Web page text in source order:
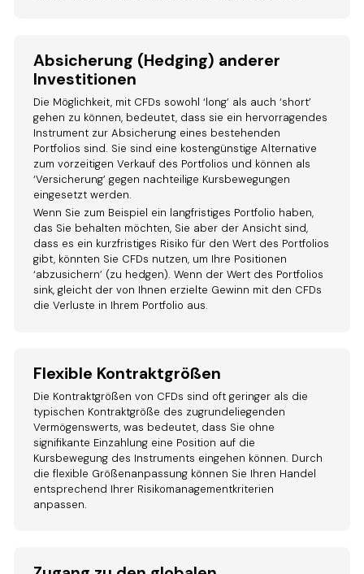
Absicherung (Hedging) anderer
Investitionen
Die Möglichkeit, mit CFDs sowohl ‘long’ als auch ‘short’
gehen zu können, bedeutet, dass sie ein hervorragendes
Instrument zur Absicherung eines bestehenden
Portfolios sind. Sie sind eine kostengünstige Alternative
zum vorzeitigen Verkauf des Portfolios und können als
‘Versicherung’ gegen nachteilige Kursbewegungen
eingesetzt werden.
Wenn Sie zum Beispiel ein langfristiges Portfolio haben,
das Sie behalten möchten, Sie aber der Ansicht sind,
dass es ein kurzfristiges Risiko für den Wert des Portfolios
gibt, könnten Sie CFDs nutzen, um Ihre Positionen
‘abzusichern’ (zu hedgen). Wenn der Wert des Portfolios
sink, gleicht der von Ihnen erzielte Gewinn mit den CFDs
die Verluste in Ihrem Portfolio aus.
Flexible Kontraktgrößen
Die Kontraktgrößen von CFDs sind oft geringer als die
typischen Kontraktgröße des zugrundeliegenden
Vermögenswerts, was bedeutet, dass Sie ohne
signifikante Einzahlung eine Position auf die
Kursbewegung des Instruments eingehen können. Durch
die flexible Größenanpassung können Sie Ihren Handel
entsprechend Ihrer Risikomanagementkriterien
anpassen.